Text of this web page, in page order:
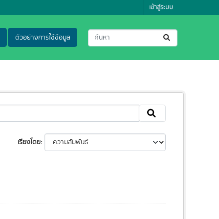
เข้าสู่ระบบ
ตัวอย่างการใช้ข้อมูล
เรียงโดย